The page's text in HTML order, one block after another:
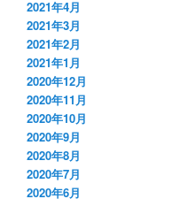
2021年4月
2021年3月
2021年2月
2021年1月
2020年12月
2020年11月
2020年10月
2020年9月
2020年8月
2020年7月
2020年6月